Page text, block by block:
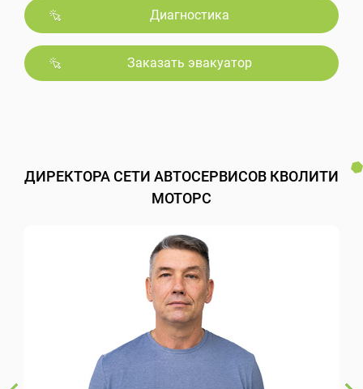
Диагностика
Заказать эвакуатор
ДИРЕКТОРА СЕТИ АВТОСЕРВИСОВ КВОЛИТИ
МОТОРС